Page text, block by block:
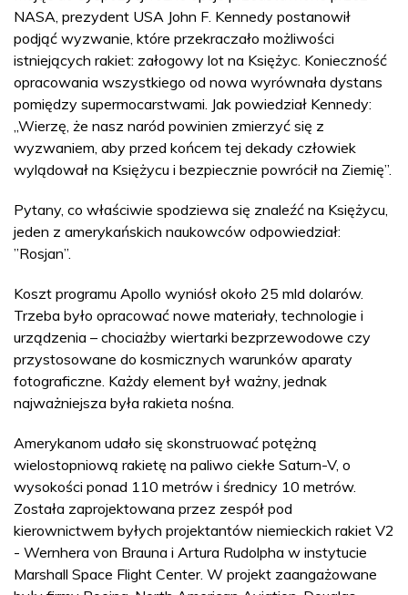
NASA, prezydent USA John F. Kennedy postanowił
podjąć wyzwanie, które przekraczało możliwości
istniejących rakiet: załogowy lot na Księżyc. Konieczność
opracowania wszystkiego od nowa wyrównała dystans
pomiędzy supermocarstwami. Jak powiedział Kennedy:
„Wierzę, że nasz naród powinien zmierzyć się z
wyzwaniem, aby przed końcem tej dekady człowiek
wylądował na Księżycu i bezpiecznie powrócił na Ziemię”.
Pytany, co właściwie spodziewa się znaleźć na Księżycu,
jeden z amerykańskich naukowców odpowiedział:
”Rosjan”.
Koszt programu Apollo wyniósł około 25 mld dolarów.
Trzeba było opracować nowe materiały, technologie i
urządzenia – chociażby wiertarki bezprzewodowe czy
przystosowane do kosmicznych warunków aparaty
fotograficzne. Każdy element był ważny, jednak
najważniejsza była rakieta nośna.
Amerykanom udało się skonstruować potężną
wielostopniową rakietę na paliwo ciekłe Saturn-V, o
wysokości ponad 110 metrów i średnicy 10 metrów.
Została zaprojektowana przez zespół pod
kierownictwem byłych projektantów niemieckich rakiet V2
- Wernhera von Brauna i Artura Rudolpha w instytucie
Marshall Space Flight Center. W projekt zaangażowane